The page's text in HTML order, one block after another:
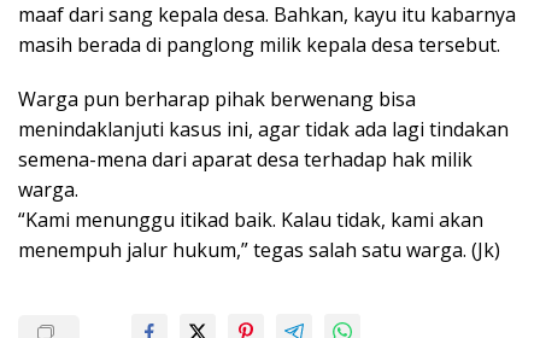
maaf dari sang kepala desa. Bahkan, kayu itu kabarnya
masih berada di panglong milik kepala desa tersebut.
Warga pun berharap pihak berwenang bisa
menindaklanjuti kasus ini, agar tidak ada lagi tindakan
semena-mena dari aparat desa terhadap hak milik
warga.
“Kami menunggu itikad baik. Kalau tidak, kami akan
menempuh jalur hukum,” tegas salah satu warga. (Jk)